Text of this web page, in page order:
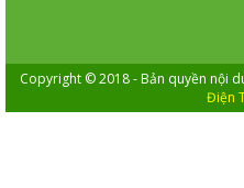
Copyright © 2018 - Bản quyền nội
Điện